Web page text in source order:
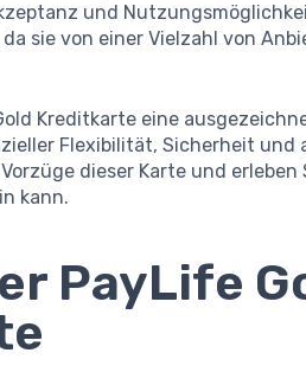
und
sie von einer Vielzahl von
Kreditkarte eine
Flexibilität, Sicherheit und
dieser Karte und
kann.
PayLife